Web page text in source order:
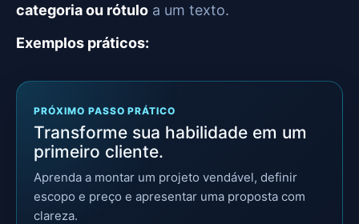
categoria ou rótulo a um texto.
Exemplos práticos:
PRÓXIMO PASSO PRÁTICO
Transforme sua habilidade em um
primeiro cliente.
Aprenda a montar um projeto vendável, definir
escopo e preço e apresentar uma proposta com
clareza.